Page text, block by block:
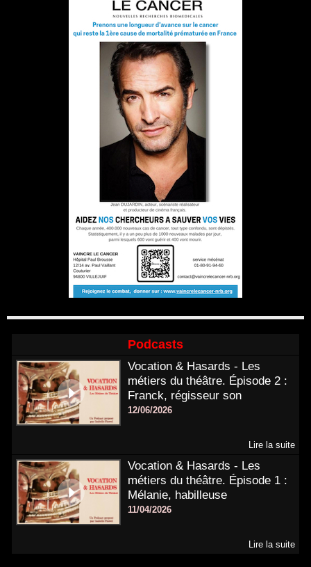
Podcasts
Vocation & Hasards - Les
métiers du théâtre. Épisode 2 :
Franck, régisseur son
12/06/2026
Lire la suite
Vocation & Hasards - Les
métiers du théâtre. Épisode 1 :
Mélanie, habilleuse
11/04/2026
Lire la suite